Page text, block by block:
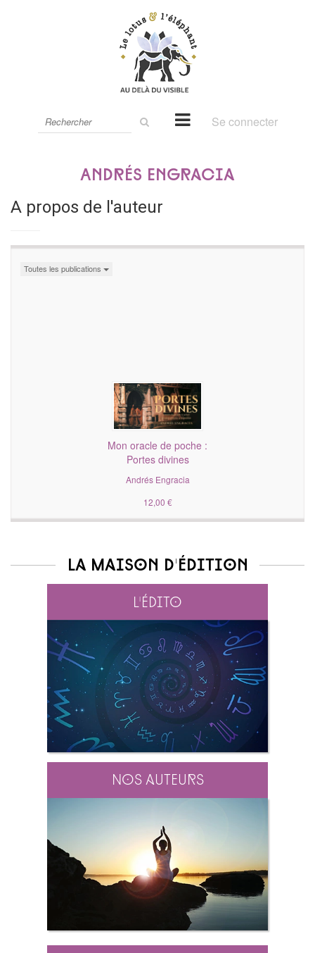
le
Se connecter
Andrés Engracia
A propos de l'auteur
Toutes les publications
Mon oracle de poche :
Portes divines
Andrés Engracia
12,00 €
La maison d'édition
L'édito
Nos auteurs